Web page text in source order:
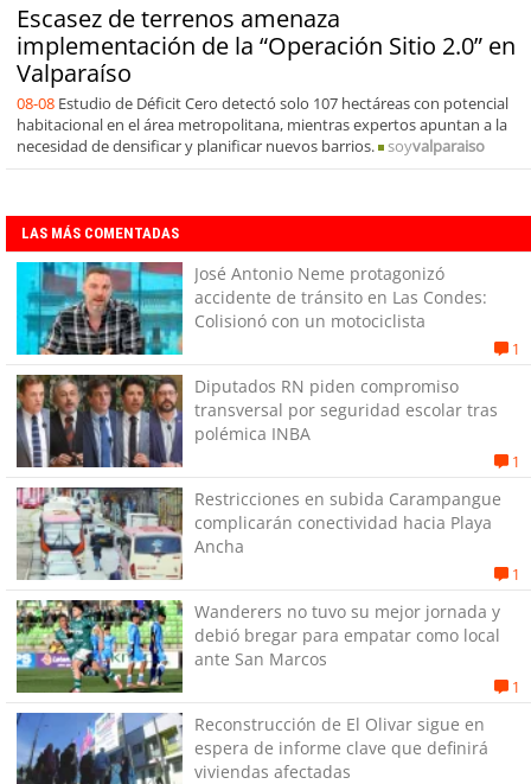
Escasez de terrenos amenaza
implementación de la “Operación Sitio 2.0” en
Valparaíso
08-08 Estudio de Déficit Cero detectó solo 107 hectáreas con potencial
habitacional en el área metropolitana, mientras expertos apuntan a la
necesidad de densificar y planificar nuevos barrios.
soyvalparaiso
LAS MÁS COMENTADAS
José Antonio Neme protagonizó
accidente de tránsito en Las Condes:
Colisionó con un motociclista
1
Diputados RN piden compromiso
transversal por seguridad escolar tras
polémica INBA
1
Restricciones en subida Carampangue
complicarán conectividad hacia Playa
Ancha
1
Wanderers no tuvo su mejor jornada y
debió bregar para empatar como local
ante San Marcos
1
Reconstrucción de El Olivar sigue en
espera de informe clave que definirá
viviendas afectadas